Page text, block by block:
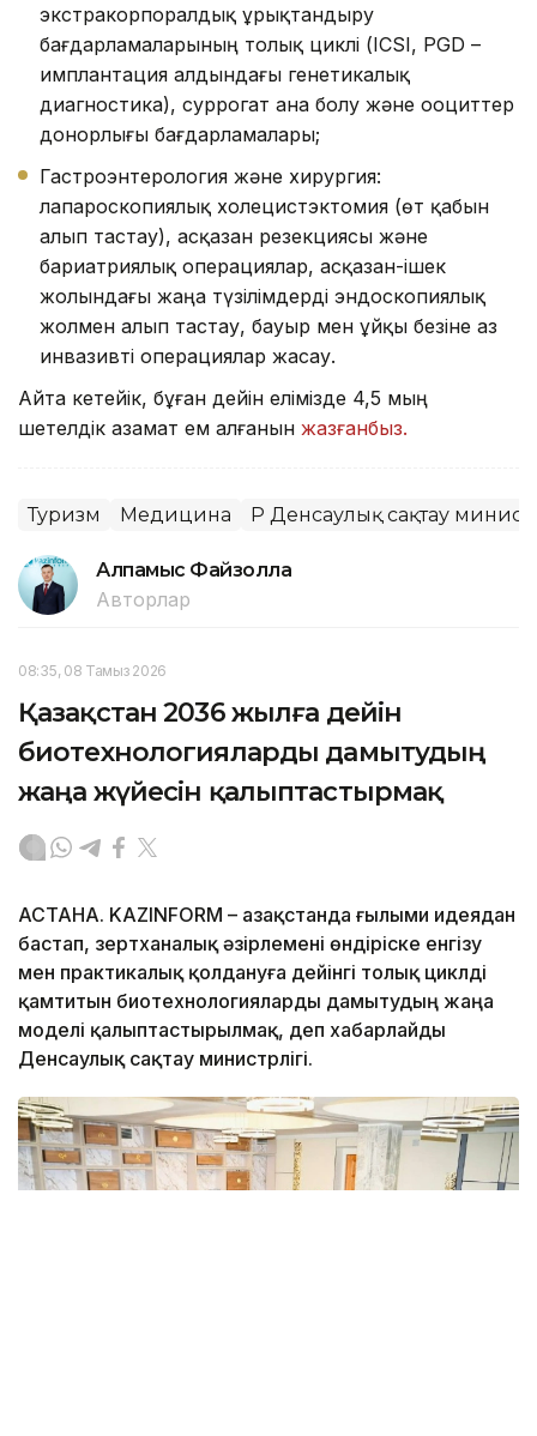
экстракорпоралдық ұрықтандыру
бағдарламаларының толық циклі (ICSI, PGD –
имплантация алдындағы генетикалық
диагностика), суррогат ана болу және ооциттер
донорлығы бағдарламалары;
Гастроэнтерология және хирургия:
лапароскопиялық холецистэктомия (өт қабын
алып тастау), асқазан резекциясы және
бариатриялық операциялар, асқазан-ішек
жолындағы жаңа түзілімдерді эндоскопиялық
жолмен алып тастау, бауыр мен ұйқы безіне аз
инвазивті операциялар жасау.
Айта кетейік, бұған дейін елімізде 4,5 мың
шетелдік азамат ем алғанын жазғанбыз.
Туризм Медицина ҚР Денсаулық сақтау
Алпамыс Файзолла
Авторлар
08:35, 08 Тамыз 2026
Қазақстан 2036 жылға дейін
биотехнологияларды дамытудың
жаңа жүйесін қалыптастырмақ
АСТАНА. KAZINFORM – Қазақстанда ғылыми идеядан
бастап, зертханалық әзірлемені өндіріске енгізу
мен практикалық қолдануға дейінгі толық циклді
қамтитын биотехнологияларды дамытудың жаңа
моделі қалыптастырылмақ, деп хабарлайды
Денсаулық сақтау министрлігі.